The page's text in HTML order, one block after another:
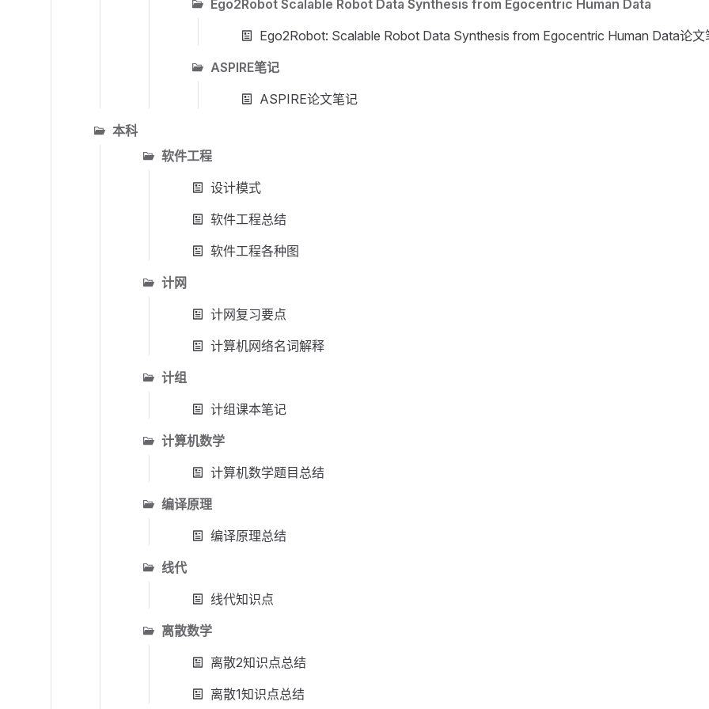
Ego2Robot Scalable Robot Data Synthesis from Egocentric Human Data
Ego2Robot: Scalable Robot Data Synthesis from Egocentric Human Data论文
ASPIRE笔记
ASPIRE论文笔记
本科
软件工程
设计模式
软件工程总结
软件工程各种图
计网
计网复习要点
计算机网络名词解释
计组
计组课本笔记
计算机数学
计算机数学题目总结
编译原理
编译原理总结
线代
线代知识点
离散数学
离散2知识点总结
离散1知识点总结